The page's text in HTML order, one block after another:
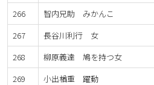
266
智内兄助 みかんこ
267
長谷川利行 女
268
柳原義達 鳩を持つ女
269
小出楢重 躍動